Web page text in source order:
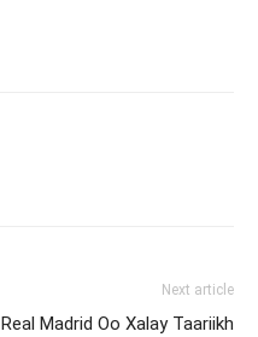
Next article
Real Madrid Oo Xalay Taariikh